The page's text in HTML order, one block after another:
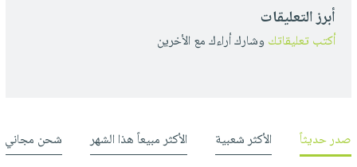
أبرز التعليقات
أكتب تعليقاتك وشارك أراءك مع الأخرين
صدر حديثاً الأكثر شعبية الأكثر مبيعاً هذا الشهر شحن مجاني